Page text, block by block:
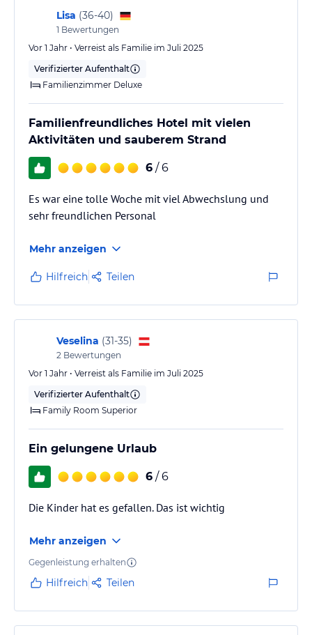
Lisa (36-40)
1 Bewertungen
Vor 1 Jahr • Verreist als Familie im Juli 2025
Verifizierter Aufenthalt
Familienzimmer Deluxe
Familienfreundliches Hotel mit vielen
Aktivitäten und sauberem Strand
6 / 6
Es war eine tolle Woche mit viel Abwechslung und
sehr freundlichen Personal
Mehr anzeigen
Hilfreich Teilen
Veselina (31-35)
2 Bewertungen
Vor 1 Jahr • Verreist als Familie im Juli 2025
Verifizierter Aufenthalt
Family Room Superior
Ein gelungene Urlaub
6 / 6
Die Kinder hat es gefallen. Das ist wichtig
Mehr anzeigen
Gegenleistung erhalten
Hilfreich Teilen